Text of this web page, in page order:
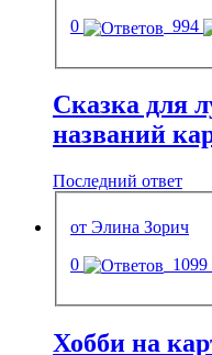
0
994
Сказка для
названий
Последний ответ
от Элина Зорич
0
1099
Хобби на